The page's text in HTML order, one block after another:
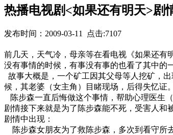
热播电视剧<如果还有明天>剧
发布时间：2009-03-11 点击:7107
前几天，天气冷，母亲等在看电视《如果还有
没有事情的时候，有事没有事的也看了其中的
故事大概是，一个矿工因其父母等人挖矿，
候，其老婆（女主角）目睹现场，后得失忆证。
陈步森一直后悔做这个事情，帮助心理医生
剧情接下来就是为了陈步森能不死，受害人和
剧情中出现：
陈步森女朋友为了救陈步森，多次到看守所